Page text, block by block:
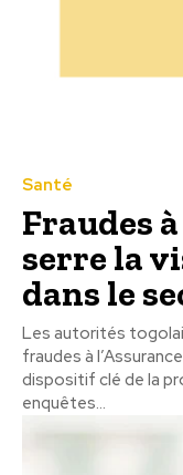
Santé
Fraudes à
serre la
dans le
Les autorités
fraudes à
dispositif clé de la
enquêtes...